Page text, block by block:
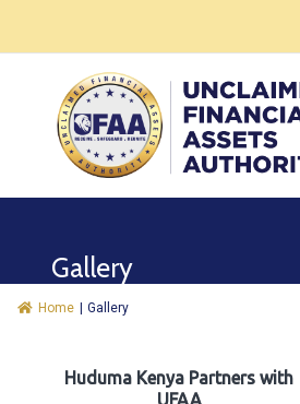
Gallery
Home Gallery
Huduma Kenya Partners with
UFAA